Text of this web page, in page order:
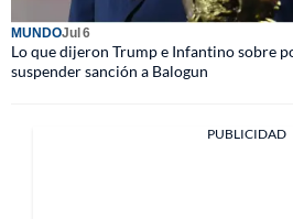
MUNDOJul 6
Lo que dijeron Trump e Infantino sobre
suspender sanción a Balogun
PUBLICIDAD